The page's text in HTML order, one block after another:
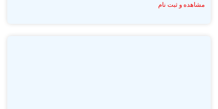
مشاهده و ثبت نام